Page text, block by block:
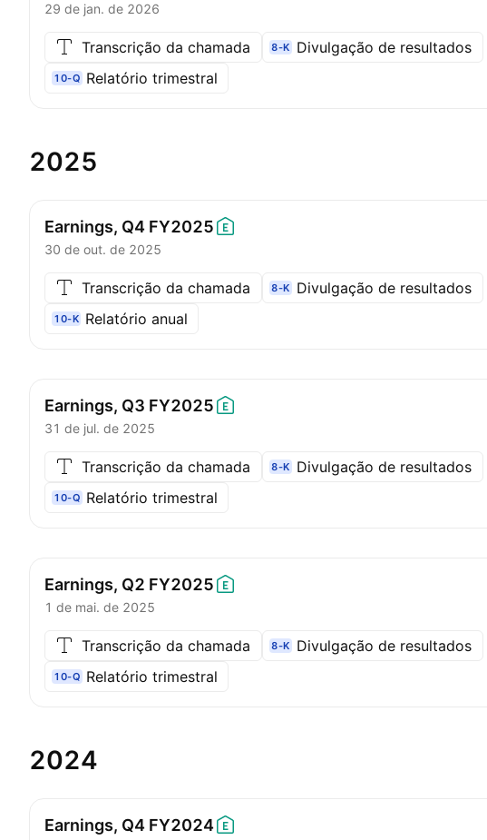
29 de jan. de 2026
Transcrição da chamada 8-K Divulgação de resultados
10-Q Relatório trimestral
2025
Earnings, Q4 FY2025
30 de out. de 2025
Transcrição da chamada 8-K Divulgação de resultados
10-K Relatório anual
Earnings, Q3 FY2025
31 de jul. de 2025
Transcrição da chamada 8-K Divulgação de resultados
10-Q Relatório trimestral
Earnings, Q2 FY2025
1 de mai. de 2025
Transcrição da chamada 8-K Divulgação de resultados
10-Q Relatório trimestral
2024
Earnings, Q4 FY2024